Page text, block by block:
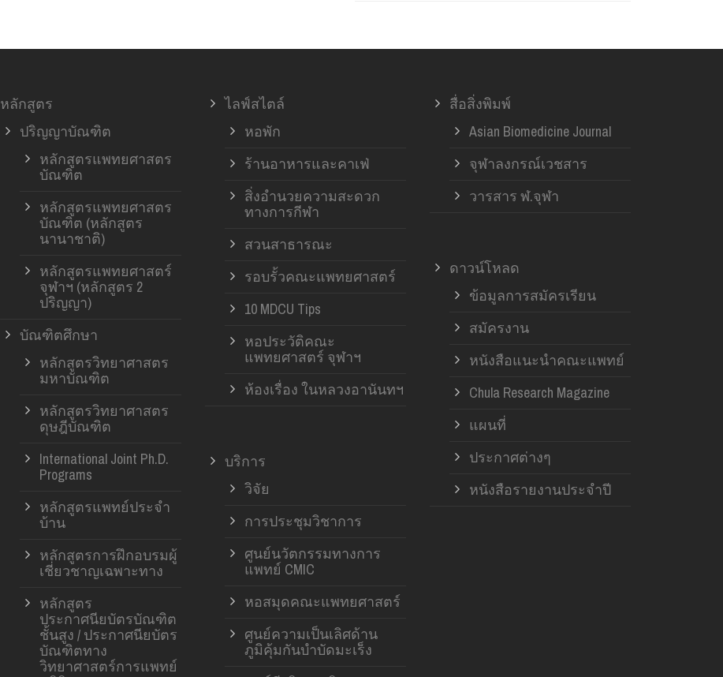
หลักสูตร
ปริญญาบัณฑิต
หลักสูตรแพทยศาสตร
บัณฑิต
หลักสูตรแพทยศาสตร
บัณฑิต (หลักสูตร
นานาชาติ)
หลักสูตรแพทยศาสตร์
จุฬาฯ (หลักสูตร 2
ปริญญา)
บัณฑิตศึกษา
หลักสูตรวิทยาศาสตร
มหาบัณฑิต
หลักสูตรวิทยาศาสตร
ดุษฎีบัณฑิต
International Joint Ph.D.
Programs
หลักสูตรแพทย์ประจำ
บ้าน
หลักสูตรการฝึกอบรมผู้
เชี่ยวชาญเฉพาะทาง
หลักสูตร
ประกาศนียบัตรบัณฑิต
ชั้นสูง / ประกาศนียบัตร
บัณฑิตทาง
วิทยาศาสตร์การแพทย์
ไลฟ์สไตล์
หอพัก
ร้านอาหารและคาเฟ่
สิ่งอำนวยความสะดวก
ทางการกีฬา
สวนสาธารณะ
รอบรั้วคณะแพทยศาสตร์
10 MDCU Tips
หอประวัติคณะ
แพทยศาสตร์ จุฬาฯ
ห้องเรื่อง ในหลวงอานันทฯ
บริการ
วิจัย
การประชุมวิชาการ
ศูนย์นวัตกรรมทางการ
แพทย์ CMIC
หอสมุดคณะแพทยศาสตร์
ศูนย์ความเป็นเลิศด้าน
ภูมิคุ้มกันบำบัดมะเร็ง
สื่อสิ่งพิมพ์
Asian Biomedicine Journal
จุฬาลงกรณ์เวชสาร
วารสาร ฬ.จุฬา
ดาวน์โหลด
ข้อมูลการสมัครเรียน
สมัครงาน
หนังสือแนะนำคณะแพทย์
Chula Research Magazine
แผนที่
ประกาศต่างๆ
หนังสือรายงานประจำปี